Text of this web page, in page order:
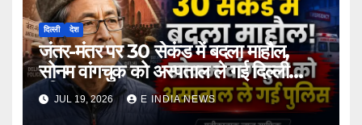
दिल्ली देश
जंतर-मंतर पर 30 सेकंड में बदला माहौल,
सोनम वांगचुक को अस्पताल ले गई दिल्ली
पुलिस
JUL 19, 2026 E INDIA NEWS